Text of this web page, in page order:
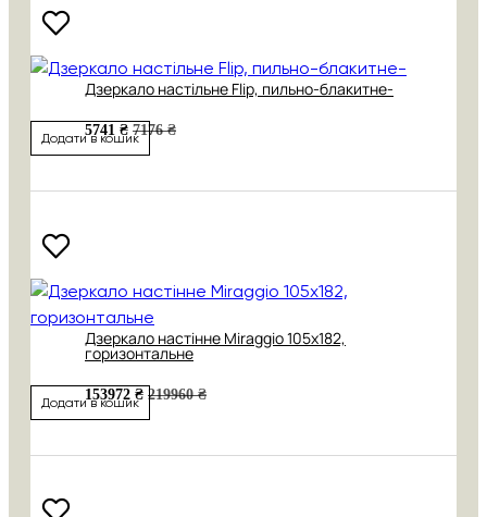
Дзеркало настільне Flip, пильно-блакитне-
5741 ₴ 7176 ₴
Додати в кошик
Дзеркало настінне Miraggio 105х182,
горизонтальне
153972 ₴ 219960 ₴
Додати в кошик